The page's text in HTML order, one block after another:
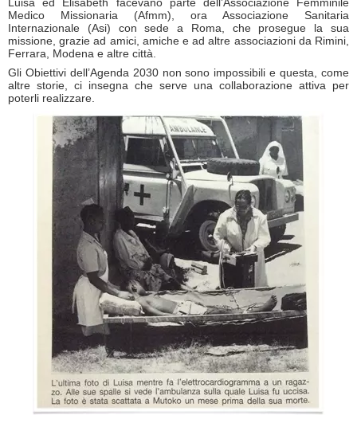
Medico Missionaria (Afmm), ora Associazione Sanitaria
Internazionale (Asi) con sede a Roma, che prosegue la sua
missione, grazie ad amici, amiche e ad altre associazioni da Rimini,
Ferrara, Modena e altre città.
Gli Obiettivi dell’Agenda 2030 non sono impossibili e questa, come
altre storie, ci insegna che serve una collaborazione attiva per
poterli realizzare.